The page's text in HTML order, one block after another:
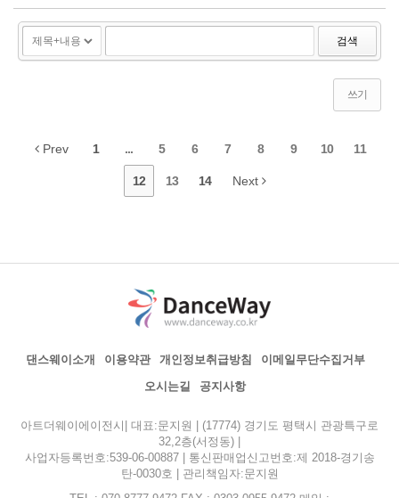
검색
쓰기
Prev 1 ... 5 6 7 8 9 10 11
12 13 14 Next
댄스웨이소개 이용약관 개인정보취급방침
이메일무단수집거부
오시는길
공지사항
아트더웨이에이전시| 대표:문지원 | (17774) 경기도 평택시 관광특구로
32,2층(서정동) |
사업자등록번호:539-06-00887 | 통신판매업신고번호:제 2018-경기송
탄-0030호 | 관리책임자:문지원